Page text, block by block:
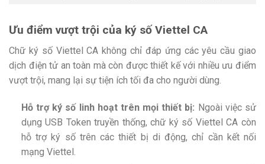
Ưu điểm vượt trội của ký số Viettel CA
Chữ ký số Viettel CA không chỉ đáp ứng các yêu cầu giao
dịch điện tử an toàn mà còn được thiết kế với nhiều ưu điểm
vượt trội, mang lại sự tiện ích tối đa cho người dùng.
Hỗ trợ ký số linh hoạt trên mọi thiết bị: Ngoài việc sử
dụng USB Token truyền thống, chữ ký số Viettel CA còn
hỗ trợ ký số trên các thiết bị di động, chỉ cần kết nối
mạng Viettel.